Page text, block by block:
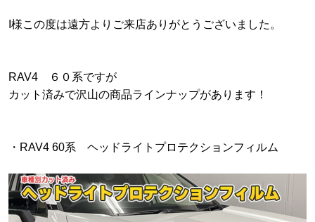
I様この度は遠方よりご来店ありがとうございました。
RAV4 ６０系ですが
カット済みで沢山の商品ラインナップがあります！
・RAV4 60系 ヘッドライトプロテクションフィルム